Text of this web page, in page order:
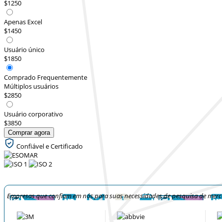
$1250
Apenas Excel
$1450
Usuário único
$1850
Comprado Frequentemente
Múltiplos usuários
$2850
Usuário corporativo
$3850
Comprar agora
Confiável e Certificado
Empresas que confiam em nós para suas necessidades de pesquisa de